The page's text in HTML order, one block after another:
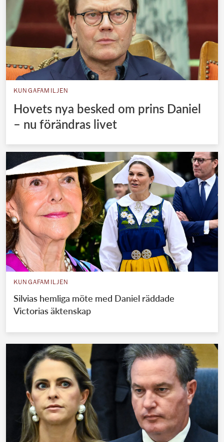
KUNGAFAMILJEN
Hovets nya besked om prins Daniel
– nu förändras livet
KUNGAFAMILJEN
Silvias hemliga möte med Daniel räddade
Victorias äktenskap